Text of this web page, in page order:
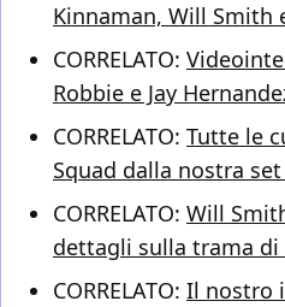
Kinnaman, Will Smith
CORRELATO:
Robbie e Jay
CORRELATO: Tutte le
Squad dalla nostra
CORRELATO: Will
dettagli sulla trama di
CORRELATO: Il nostro